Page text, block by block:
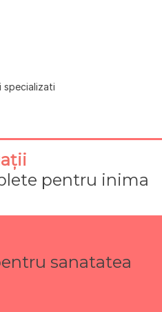
specializati
pentru inima
sanatatea